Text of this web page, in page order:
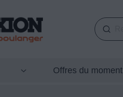
Offres du moment